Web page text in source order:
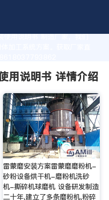
使用说明书 制造厂家，我们
加工系统方案。获取厂家直
用说明书 详情介绍
雷蒙磨安装方案雷蒙磨磨粉机-
砂粉设备烘干机-磨粉机洗砂
机-撕碎机球磨机 设备研发制造
二十年,建立了多条磨粉机,粉碎